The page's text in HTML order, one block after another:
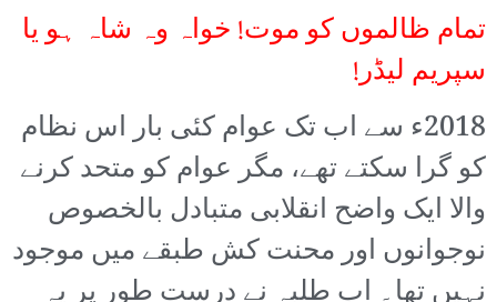
تمام ظالموں کو موت! خواہ وہ شاہ ہو یا
سپریم لیڈر!
2018ء سے اب تک عوام کئی بار اس نظام
کو گرا سکتے تھے، مگر عوام کو متحد کرنے
والا ایک واضح انقلابی متبادل بالخصوص
نوجوانوں اور محنت کش طبقے میں موجود